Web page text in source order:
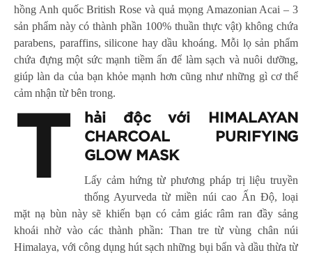
hồng Anh quốc British Rose và quả mọng Amazonian Acai – 3
sản phẩm này có thành phần 100% thuần thực vật) không chứa
parabens, paraffins, silicone hay dầu khoáng. Mỗi lọ sản phẩm
chứa đựng một sức mạnh tiềm ẩn để làm sạch và nuôi dưỡng,
giúp làn da của bạn khỏe mạnh hơn cũng như những gì cơ thể
cảm nhận từ bên trong.
T
hải độc với HIMALAYAN
CHARCOAL PURIFYING
GLOW MASK
Lấy cảm hứng từ phương pháp trị liệu truyền
thống Ayurveda từ miền núi cao Ấn Độ, loại
mặt nạ bùn này sẽ khiến bạn có cảm giác râm ran đầy sảng
khoái nhờ vào các thành phần: Than tre từ vùng chân núi
Himalaya, với công dụng hút sạch những bụi bẩn và dầu thừa từ